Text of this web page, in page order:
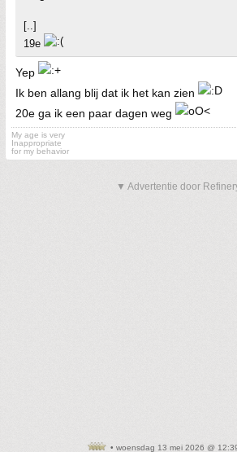
[..]
19e
Yep
Ik ben allang blij dat ik het kan zien
20e ga ik een paar dagen weg
My age is very
Inappropriate
for my behavior
▼ Advertentie door
• woensdag 13 mei 2026 @